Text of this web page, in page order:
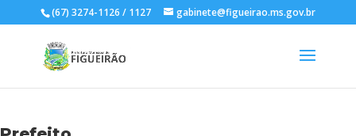
(67) 3274-1126 / 1127 gabinete@figueirao.ms.gov.br